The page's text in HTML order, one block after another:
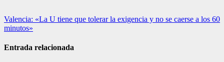
Navegación
de
entradas
Valencia: «La U tiene que tolerar la exigencia y no se caerse a los 60
minutos»
Entrada relacionada